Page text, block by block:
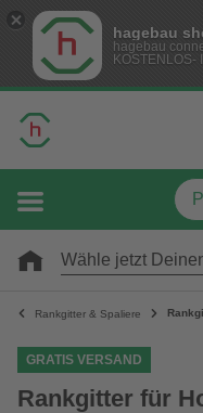
hagebau
hagebau
KOSTENLOS-
Wähle jetzt
Rankgitter & Spaliere
GRATIS VERSAND
Rankgitter für